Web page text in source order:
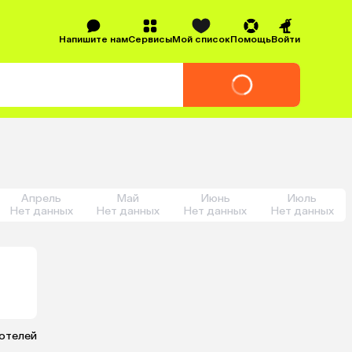
Напишите намСервисыМой списокПомощьВойти
Апрель
Нет данных
Май
Нет данных
Июнь
Нет данных
Июль
Нет данных